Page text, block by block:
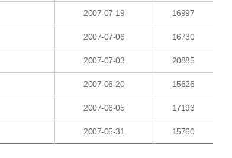
2007-07-19 16997
2007-07-06 16730
2007-07-03 20885
2007-06-20 15626
2007-06-05 17193
2007-05-31 15760